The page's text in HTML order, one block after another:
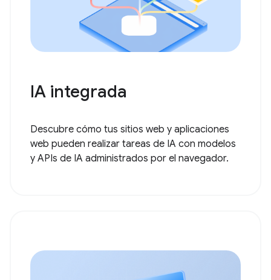
IA integrada
Descubre cómo tus sitios web y aplicaciones
web pueden realizar tareas de IA con modelos
y APIs de IA administrados por el navegador.